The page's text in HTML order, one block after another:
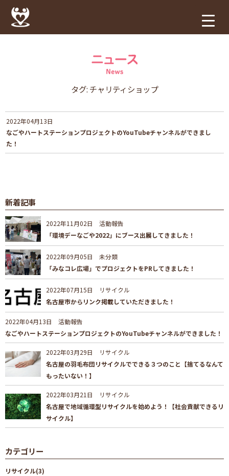
タグ: チャリティショップ
2022年04月13日
なごやハートステーションプロジェクトのYouTubeチャンネルができまし
た！
新着記事
2022年11月02日
活動報告
「環境デーなごや2022」にブース出展してきました！
2022年09月05日
未分類
「みなコレ広場」でプロジェクトをPRしてきました！
2022年07月15日
リサイクル
名古屋市からリンク掲載していただきました！
2022年04月13日
活動報告
なごやハートステーションプロジェクトのYouTubeチャンネルができました！
2022年03月29日
リサイクル
名古屋の羽毛布団リサイクルでできる３つのこと【捨てるなんて
もったいない！】
2022年03月21日
リサイクル
名古屋で地域循環型リサイクルを始めよう！【社会貢献できるリ
サイクル】
カテゴリー
リサイクル(3)